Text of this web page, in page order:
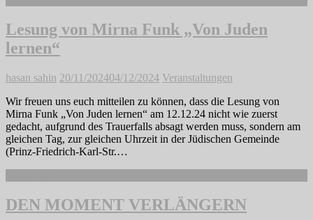
Lesung von Mirna Funk „Von Juden
lernen“
hasan sahin 20/11/202404/12/2024 Veranstaltungen
Wir freuen uns euch mitteilen zu können, dass die Lesung von
Mirna Funk „Von Juden lernen“ am 12.12.24 nicht wie zuerst
gedacht, aufgrund des Trauerfalls absagt werden muss, sondern am
gleichen Tag, zur gleichen Uhrzeit in der Jüdischen Gemeinde
(Prinz-Friedrich-Karl-Str.…
DEN MOMENT VERLÄNGERN